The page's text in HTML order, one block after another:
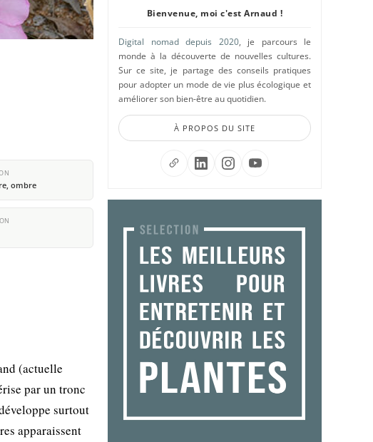
ombre
(actuelle
par un tronc
surtout
apparaissent
Bienvenue, moi c'est Arnaud !
Digital nomad depuis 2020, je parcours le
monde à la découverte de nouvelles cultures.
Sur ce site, je partage des conseils pratiques
pour adopter un mode de vie plus écologique et
améliorer son bien-être au quotidien.
À PROPOS DU SITE